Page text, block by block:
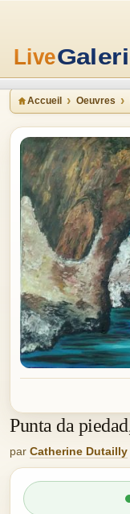
Accueil Oeuvres
Punta da
par Catherine Dutailly